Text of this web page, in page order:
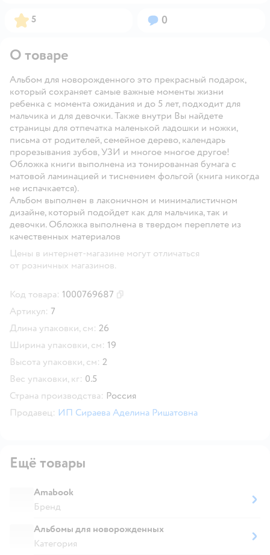
Рейтинг:
5 Вопросов:
0
О товаре
Альбом для новорожденного это прекрасный подарок,
который сохраняет самые важные моменты жизни
ребенка с момента ожидания и до 5 лет, подходит для
мальчика и для девочки. Также внутри Вы найдете
страницы для отпечатка маленькой ладошки и ножки,
письма от родителей, семейное дерево, календарь
прорезывания зубов, УЗИ и многое многое другое!
Обложка книги выполнена из тонированная бумага с
матовой ламинацией и тиснением фольгой (книга никогда
не испачкается).
Альбом выполнен в лаконичном и минималистичном
дизайне, который подойдет как для мальчика, так и
девочки. Обложка выполнена в твердом переплете из
качественных материалов
Цены в интернет-магазине могут отличаться
от розничных магазинов.
Код товара: 1000769687
Артикул: 7
Длина упаковки, см: 26
Ширина упаковки, см: 19
Высота упаковки, см: 2
Вес упаковки, кг: 0.5
Страна производства: Россия
Продавец: ИП Сираева Аделина Ришатовна
Ещё товары
Amabook
Бренд
Альбомы для новорожденных
Категория